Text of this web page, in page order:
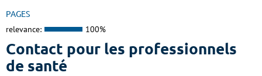
PAGES
relevance: 100%
Contact pour les professionnels
de santé